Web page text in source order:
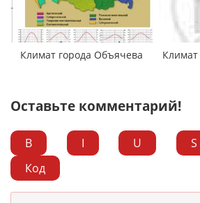
Климат города Объячева Климат
Оставьте комментарий!
B I U S
Код